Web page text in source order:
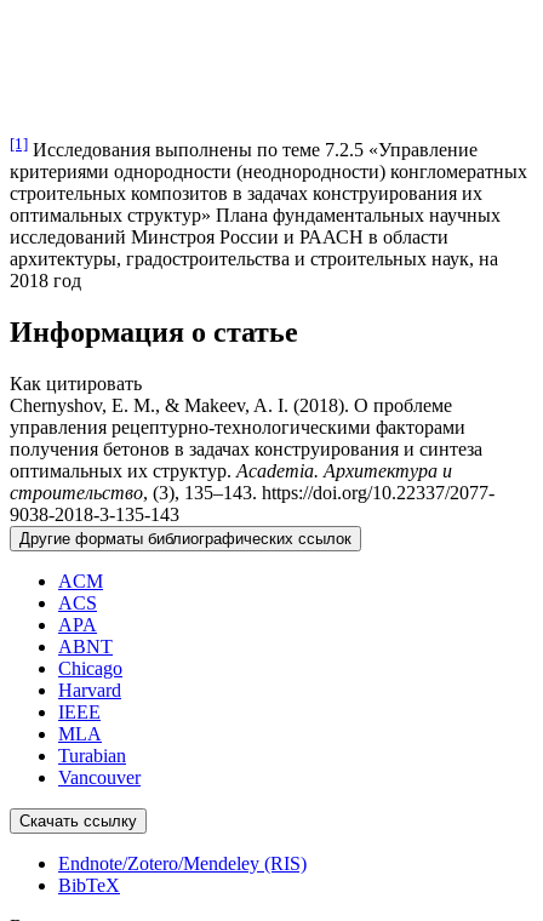
[1] Исследования выполнены по теме 7.2.5 «Управление
критериями одно­родности (неоднородности) конгломератных
строительных композитов в задачах конструирования их
оптимальных структур» Плана фундаментальных научных
исследований Минстроя России и РААСН в области
архитектуры, градостроительства и строительных наук, на
2018 год
Информация о статье
Как цитировать
Chernyshov, E. M., & Makeev, A. I. (2018). О проблеме
управления рецептурно-технологическими факторами
получения бетонов в задачах конструирования и синтеза
оптимальных их структур. Academia. Архитектура и
строительство, (3), 135–143. https://doi.org/10.22337/2077-
9038-2018-3-135-143
Другие форматы библиографических ссылок
ACM
ACS
APA
ABNT
Chicago
Harvard
IEEE
MLA
Turabian
Vancouver
Скачать ссылку
Endnote/Zotero/Mendeley (RIS)
BibTeX